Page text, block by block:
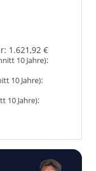
1.621,92 €
10 Jahre):
10 Jahre):
10 Jahre):